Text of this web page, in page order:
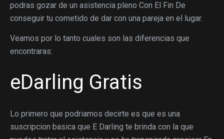
podras gozar de un asistencia pleno Con El Fin De
conseguir tu cometido de dar con una pareja en el lugar.
Veamos por lo tanto cuales son las diferencias que
encontraras:
eDarling Gratis
Lo primero que podri­amos decirte es que es una
suscripcion basica que E Darling te brinda con la que